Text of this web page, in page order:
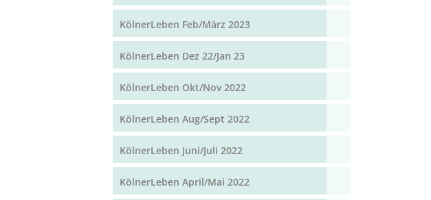
KölnerLeben Feb/März 2023
KölnerLeben Dez 22/Jan 23
KölnerLeben Okt/Nov 2022
KölnerLeben Aug/Sept 2022
KölnerLeben Juni/Juli 2022
KölnerLeben April/Mai 2022